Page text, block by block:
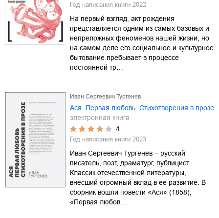
Год написания книги 2022
На первый взгляд, акт рождения
представляется одним из самых базовых и
непреложных феноменов нашей жизни, но
на самом деле его социальное и культурное
бытование пребывает в процессе
постоянной тр…
Иван Сергеевич Тургенев
Ася. Первая любовь. Стихотворения в прозе
электронная книга
4
Год написания книги 2023
Иван Сергеевич Тургенев – русский
писатель, поэт, драматург, публицист.
Классик отечественной литературы,
внесший огромный вклад в ее развитие. В
сборник вошли повести «Ася» (1858),
«Первая любов…